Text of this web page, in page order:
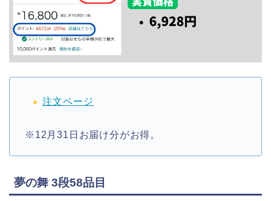
注文ページ
※12月31日お届け分がお得。
夢の舞 3段58品目